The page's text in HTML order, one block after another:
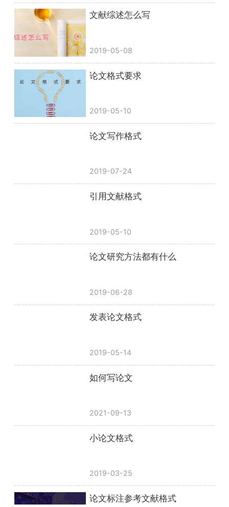
文献综述怎么写
2019-05-08
论文格式要求
2019-05-10
论文写作格式
2019-07-24
引用文献格式
2019-05-10
论文研究方法都有什么
2019-06-28
发表论文格式
2019-05-14
如何写论文
2021-09-13
小论文格式
2019-03-25
论文标注参考文献格式